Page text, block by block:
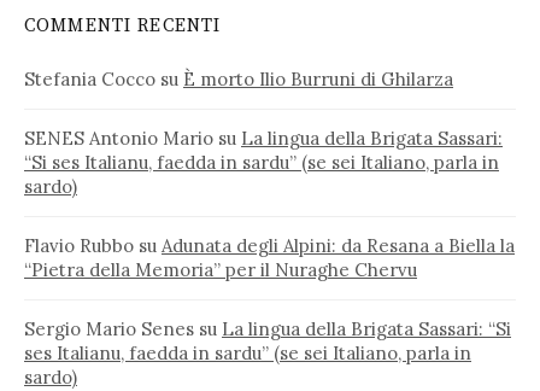
COMMENTI RECENTI
Stefania Cocco su È morto Ilio Burruni di Ghilarza
SENES Antonio Mario su La lingua della Brigata Sassari:
“Si ses Italianu, faedda in sardu” (se sei Italiano, parla in
sardo)
Flavio Rubbo su Adunata degli Alpini: da Resana a Biella la
“Pietra della Memoria” per il Nuraghe Chervu
Sergio Mario Senes su La lingua della Brigata Sassari: “Si
ses Italianu, faedda in sardu” (se sei Italiano, parla in
sardo)